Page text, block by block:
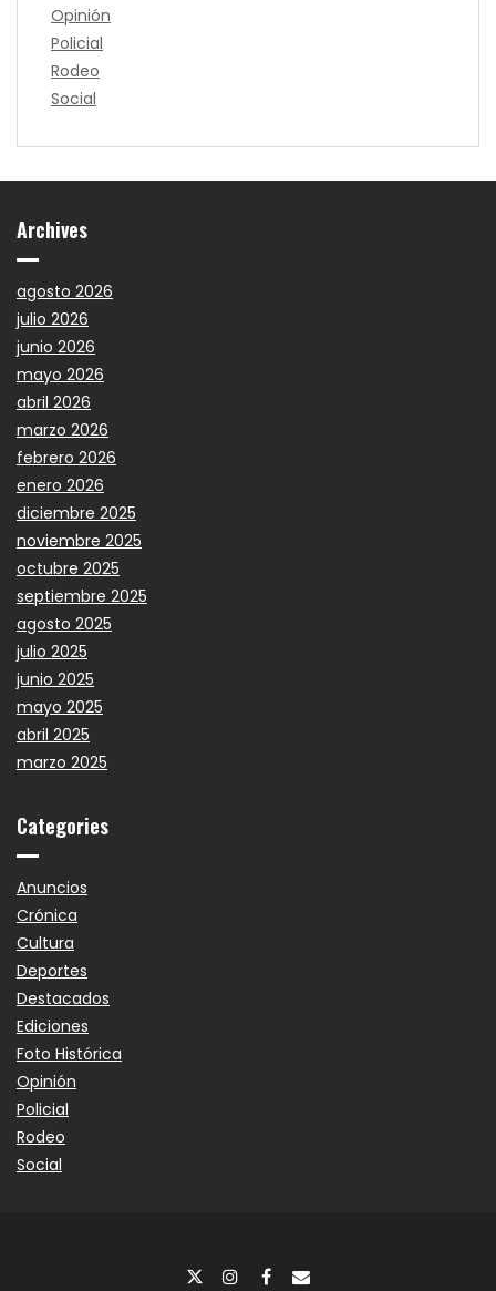
Opinión
Policial
Rodeo
Social
Archives
agosto 2026
julio 2026
junio 2026
mayo 2026
abril 2026
marzo 2026
febrero 2026
enero 2026
diciembre 2025
noviembre 2025
octubre 2025
septiembre 2025
agosto 2025
julio 2025
junio 2025
mayo 2025
abril 2025
marzo 2025
Categories
Anuncios
Crónica
Cultura
Deportes
Destacados
Ediciones
Foto Histórica
Opinión
Policial
Rodeo
Social